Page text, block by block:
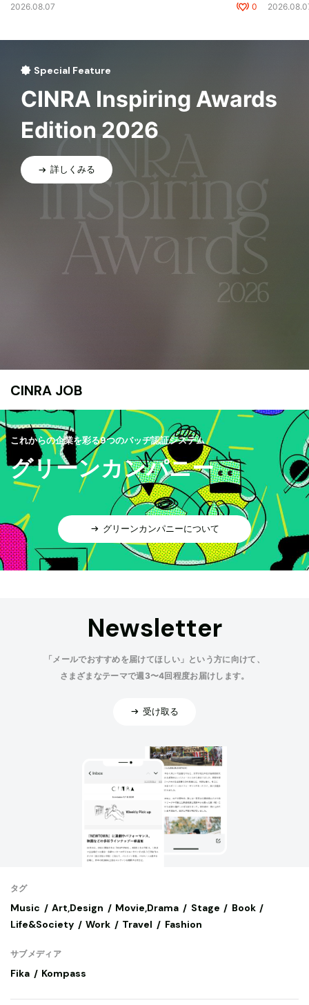
2026.08.07 0
Special Feature
CINRA Inspiring Awards
Edition 2026
詳しくみる
CINRA JOB
これからの企業を彩る9つのバッヂ認証システム
グリーンカンパニー
グリーンカンパニーについて
Newsletter
「メールでおすすめを届けてほしい」という方に向けて、
さまざまなテーマで週3〜4回程度お届けします。
受け取る
タグ
Music Art,Design Movie,Drama Stage
Book
Life&Society
Work Travel Fashion
サブメディア
Fika Kompass